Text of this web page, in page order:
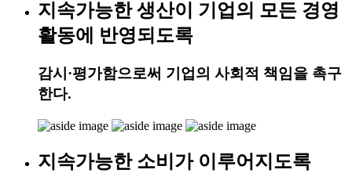
지속가능한 생산이 기업의 모든 경영
활동에 반영되도록
감시·평가함으로써 기업의 사회적 책임을 촉구
한다.
지속가능한 소비가 이루어지도록